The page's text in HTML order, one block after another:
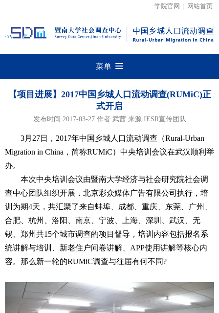
学院官网 网站首页
菜单
【项目进展】2017中国乡城人口流动调查(RUMiC)正
式开启
发布时间:2017-03-27 作者:武茜 来源:IESR宣传团队
3月27日，2017年中国乡城人口流动调查（Rural-Urban
Migration in China，简称RUMiC）中央培训会议在武汉顺利举
办。
本次中央培训会议由暨南大学经济与社会研究院社会调
查中心团队组织开展，北京彩众媒体广告有限公司执行，培
训为期4天，共汇聚了来自蚌埠、成都、重庆、东莞、广州、
合肥、杭州、洛阳、南京、宁波、上海、深圳、武汉、无
锡、郑州共15个城市调查的项目督导，培训内容包括报名系
统讲解与培训、新老住户问卷讲解、APP使用讲解等核心内
容。那么新一轮的RUMiC调查与往届有何不同?